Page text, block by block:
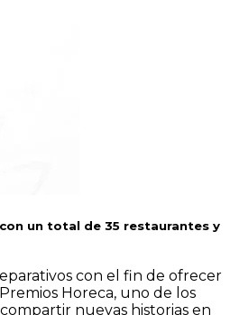
un total de 35 restaurantes y
con el fin de ofrecer
Horeca, uno de los
nuevas historias en